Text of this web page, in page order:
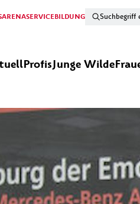
ARENASERVICEBILDUNG
ProfisJunge Wilde